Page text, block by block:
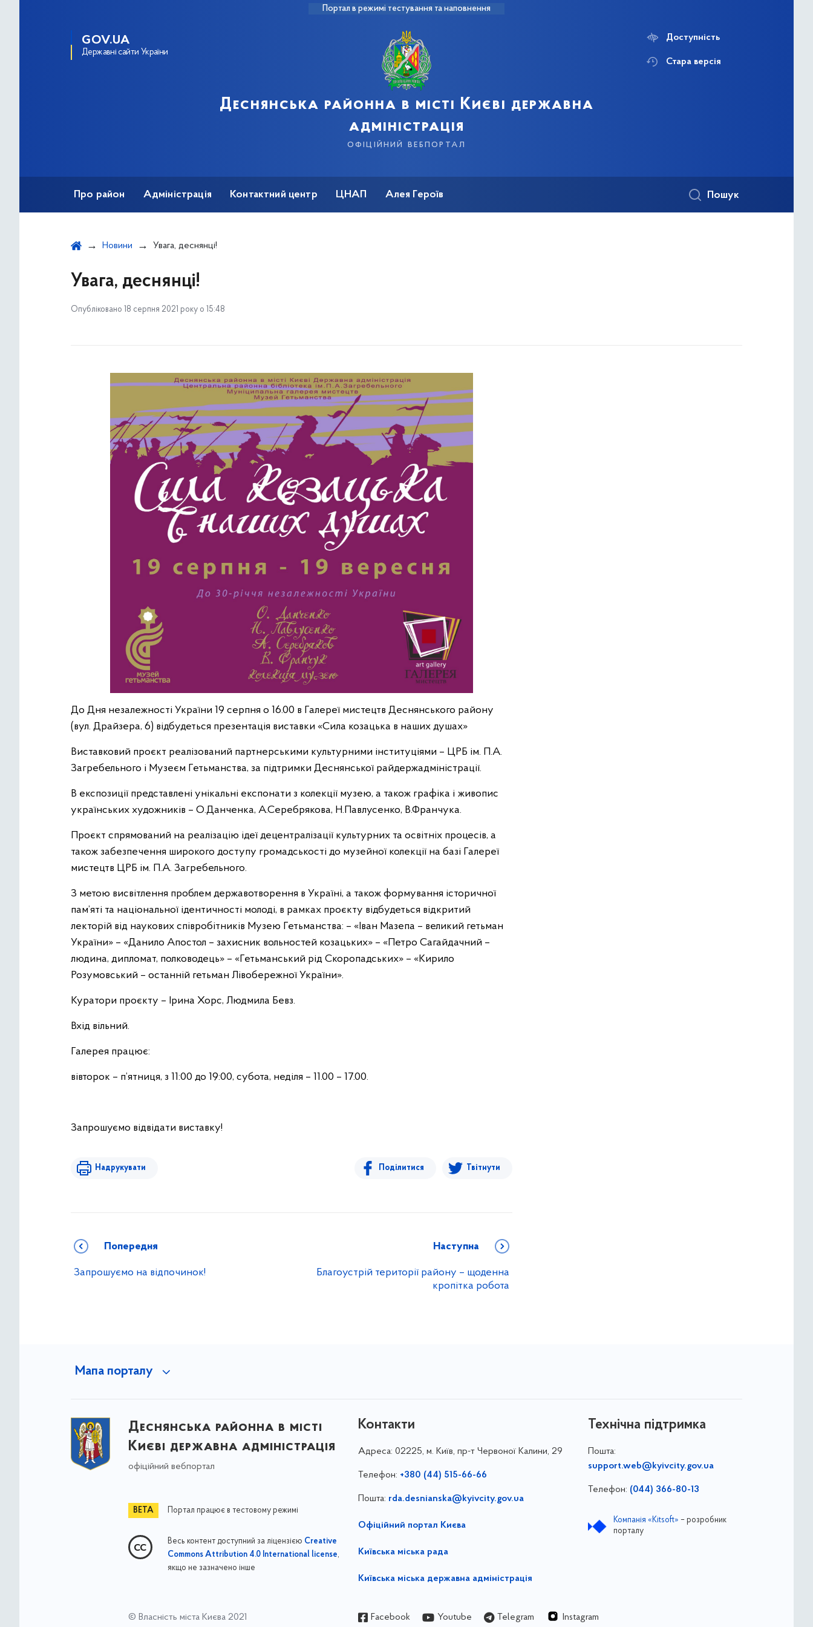
Портал в режимі тестування та наповнення
GOV.UA
Державні сайти України
Деснянська районна в місті Києві державна
адміністрація
офіційний вебпортал
Доступність
Стара версія
Про район Адміністрація Контактний центр ЦНАП Алея Героїв Пошук
Новини Увага, деснянці!
Увага, деснянці!
Опубліковано 18 серпня 2021 року о 15:48
До Дня незалежності України 19 серпня о 16.00 в Галереї мистецтв Деснянського району
(вул. Драйзера, 6) відбудеться презентація виставки «Сила козацька в наших душах»
Виставковий проєкт реалізований партнерськими культурними інституціями – ЦРБ ім. П.А.
Загребельного і Музеєм Гетьманства, за підтримки Деснянської райдержадміністрації.
В експозиції представлені унікальні експонати з колекції музею, а також графіка і живопис
українських художників – О.Данченка, А.Серебрякова, Н.Павлусенко, В.Франчука.
Проєкт спрямований на реалізацію ідеї децентралізації культурних та освітніх процесів, а
також забезпечення широкого доступу громадськості до музейної колекції на базі Галереї
мистецтв ЦРБ ім. П.А. Загребельного.
З метою висвітлення проблем державотворення в Україні, а також формування історичної
пам’яті та національної ідентичності молоді, в рамках проєкту відбудеться відкритий
лекторій від наукових співробітників Музею Гетьманства: – «Іван Мазепа – великий гетьман
України» – «Данило Апостол – захисник вольностей козацьких» – «Петро Сагайдачний –
людина, дипломат, полководець» – «Гетьманський рід Скоропадських» – «Кирило
Розумовський – останній гетьман Лівобережної України».
Куратори проєкту – Ірина Хорс, Людмила Бевз.
Вхід вільний.
Галерея працює:
вівторок – п’ятниця, з 11:00 до 19:00, субота, неділя – 11.00 – 17.00.
Запрошуємо відвідати виставку!
Надрукувати Поділитися Твітнути
Попередня
Запрошуємо на відпочинок!
Наступна
Благоустрій території району – щоденна
кропітка робота
Мапа порталу
Деснянська районна в місті
Києві державна адміністрація
офіційний вебпортал
Портал працює в тестовому режимі
Весь контент доступний за ліцензією Creative
Commons Attribution 4.0 International license,
якщо не зазначено інше
Контакти
Адреса: 02225, м. Київ, пр-т Червоної Калини, 29
Телефон: +380 (44) 515-66-66
Пошта: rda.desnianska@kyivcity.gov.ua
Офіційний портал Києва
Київська міська рада
Київська міська державна адміністрація
Технічна підтримка
Пошта:
support.web@kyivcity.gov.ua
Телефон: (044) 366-80-13
Компанія «Kitsoft» – розробник
порталу
© Власність міста Києва 2021 Facebook Youtube Telegram Instagram